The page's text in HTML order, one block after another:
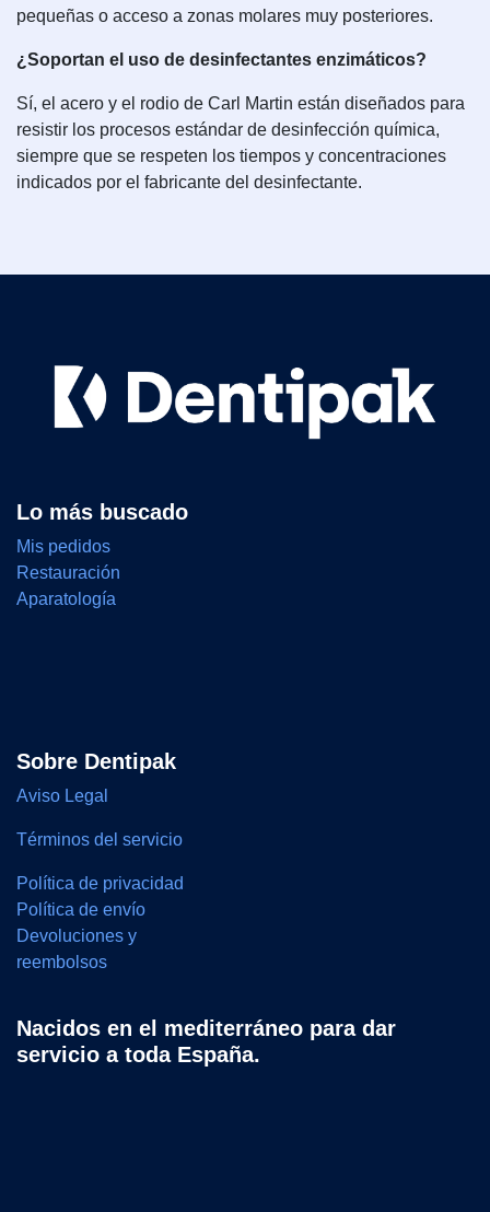
pequeñas o acceso a zonas molares muy posteriores.
¿Soportan el uso de desinfectantes enzimáticos?
Sí, el acero y el rodio de Carl Martin están diseñados para
resistir los procesos estándar de desinfección química,
siempre que se respeten los tiempos y concentraciones
indicados por el fabricante del desinfectante.
Lo más buscado
Mis pedidos
Restauración
Aparatología
Sobre Dentipak
Aviso Legal
Términos del servicio
Política de privacidad
Política de envío
Devoluciones y
reembolsos
Nacidos en el mediterráneo para dar
servicio a toda España.